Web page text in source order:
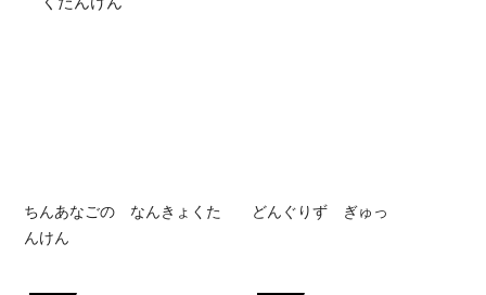
ちんあなごの なんきょくた
んけん
どんぐりず ぎゅっ